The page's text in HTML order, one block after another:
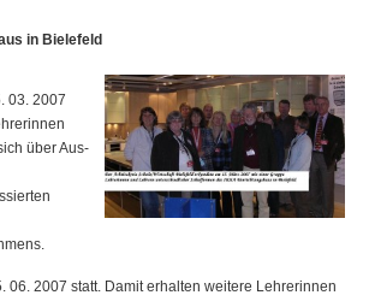
in Bielefeld
03. 2007
über Aus-
06. 2007 statt. Damit erhalten weitere Lehrerinnen